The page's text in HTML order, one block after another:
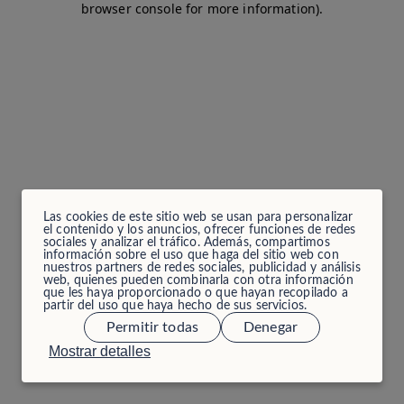
Las cookies de este sitio web se usan para personalizar
el contenido y los anuncios, ofrecer funciones de redes
sociales y analizar el tráfico. Además, compartimos
información sobre el uso que haga del sitio web con
nuestros partners de redes sociales, publicidad y análisis
web, quienes pueden combinarla con otra información
que les haya proporcionado o que hayan recopilado a
partir del uso que haya hecho de sus servicios.
Mostrar detalles
Permitir todas Denegar
browser console for more information).